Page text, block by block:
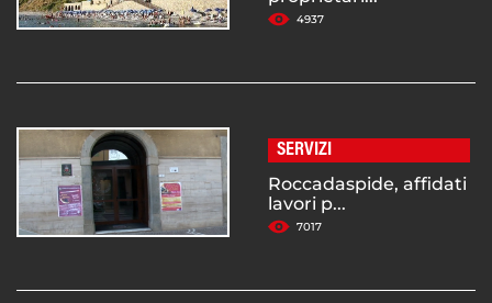
4937
SERVIZI
Roccadaspide, affidati
lavori p...
7017